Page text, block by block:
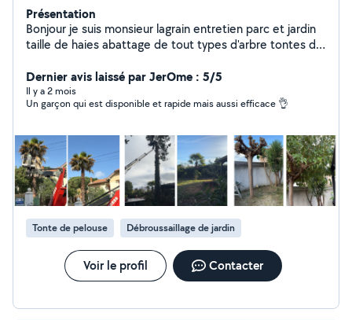
Présentation
Bonjour je suis monsieur lagrain entretien parc et jardin
taille de haies abattage de tout types d'arbre tontes de
nacelle
Dernier avis laissé par JerOme : 5/5
Il y a 2 mois
Un garçon qui est disponible et rapide mais aussi efficace 👌
Tonte de pelouse Débroussaillage de jardin
Voir le profil Contacter